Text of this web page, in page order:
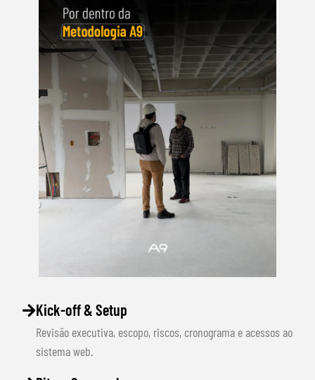
Kick-off & Setup
Revisão executiva, escopo, riscos, cronograma e acessos ao
sistema web.